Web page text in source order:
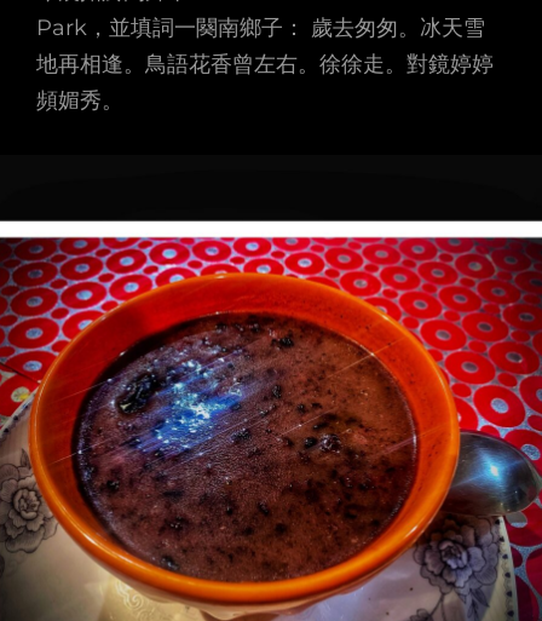
Park，並填詞一闋南鄉子： 歲去匆匆。冰天雪
地再相逢。鳥語花香曾左右。徐徐走。對鏡婷婷
頻媚秀。